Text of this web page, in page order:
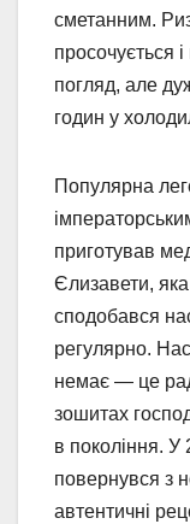
сметанним.
просочується
погляд, але
годин у
Популярна
приготував
Єлизавети,
сподобався
регулярно.
немає — це
зошитах
в покоління. У
повернувся з
автентичні